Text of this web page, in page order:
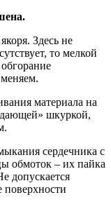
Здесь не
то мелкой
материала на
шкуркой,
сердечника с
обмоток – их пайка
допускается
поверхности